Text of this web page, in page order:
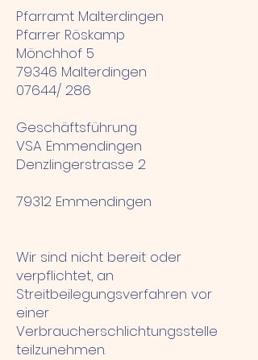
Pfarramt Malterdingen
Pfarrer Röskamp
Mönchhof 5
79346 Malterdingen
07644/ 286
Geschäftsführung
VSA Emmendingen
Denzlingerstrasse 2
79312 Emmendingen
Wir sind nicht bereit oder
verpflichtet, an
Streitbeilegungsverfahren vor
einer
Verbraucherschlichtungsstelle
teilzunehmen.